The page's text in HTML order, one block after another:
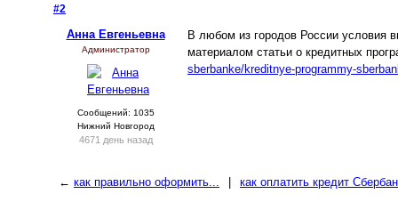
#2
Анна Евгеньевна
Администратор
Сообщений: 1035
Нижний Новгород
4671 день назад
В любом из городов России условия
материалом статьи о кредитных
sberbanke/kreditnye-programmy-
← как правильно оформить... как оплатить кредит